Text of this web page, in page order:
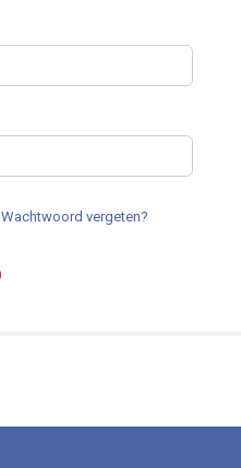
Wachtwoord vergeten?